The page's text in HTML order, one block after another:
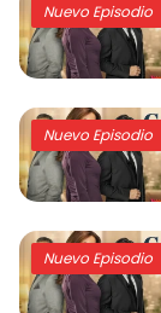
Nuevo Episodio
Nuevo Episodio
Nuevo Episodio